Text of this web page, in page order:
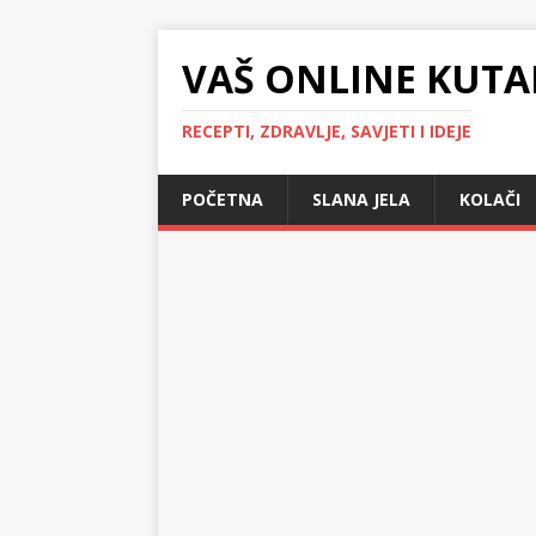
VAŠ ONLINE
RECEPTI, ZDRAVLJE, SAVJETI I IDEJE
POČETNA SLANA JELA KOLAČI